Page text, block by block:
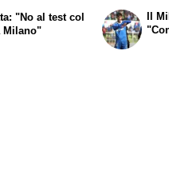
"No al test col
Milano"
Il